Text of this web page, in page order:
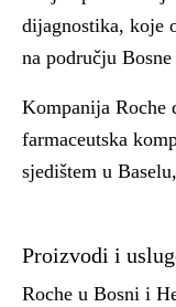
dijagnostika, koje
na području
Kompanija Roche
farmaceutska
sjedištem u
Proizvodi i
Roche u Bosni i